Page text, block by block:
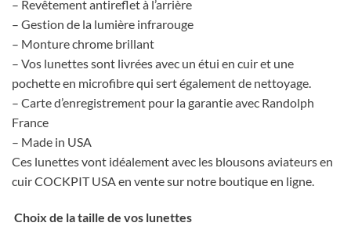
– Revêtement antireflet à l’arrière
– Gestion de la lumière infrarouge
– Monture chrome brillant
– Vos lunettes sont livrées avec un étui en cuir et une
pochette en microfibre qui sert également de nettoyage.
– Carte d’enregistrement pour la garantie avec Randolph
France
– Made in USA
Ces lunettes vont idéalement avec les blousons aviateurs en
cuir COCKPIT USA en vente sur notre boutique en ligne.
Choix de la taille de vos lunettes